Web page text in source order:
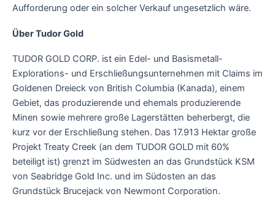
Aufforderung oder ein solcher Verkauf ungesetzlich wäre.
Über Tudor Gold
TUDOR GOLD CORP. ist ein Edel- und Basismetall-
Explorations- und Erschließungsunternehmen mit Claims im
Goldenen Dreieck von British Columbia (Kanada), einem
Gebiet, das produzierende und ehemals produzierende
Minen sowie mehrere große Lagerstätten beherbergt, die
kurz vor der Erschließung stehen. Das 17.913 Hektar große
Projekt Treaty Creek (an dem TUDOR GOLD mit 60%
beteiligt ist) grenzt im Südwesten an das Grundstück KSM
von Seabridge Gold Inc. und im Südosten an das
Grundstück Brucejack von Newmont Corporation.